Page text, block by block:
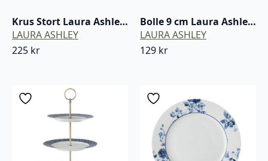
Krus Stort Laura Ashley China Rose blå / hvit porselen
LAURA ASHLEY
225 kr
Bolle 9 cm Laura Ashley Sweet Allysum / hvit porselen
LAURA ASHLEY
129 kr